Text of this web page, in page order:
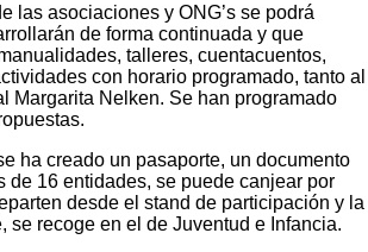
las asociaciones y ONG’s se podrá
de forma continuada y que
talleres, cuentacuentos,
con horario programado, tanto al
Margarita Nelken. Se han programado
ha creado un pasaporte, un documento
16 entidades, se puede canjear por
desde el stand de participación y la
recoge en el de Juventud e Infancia.